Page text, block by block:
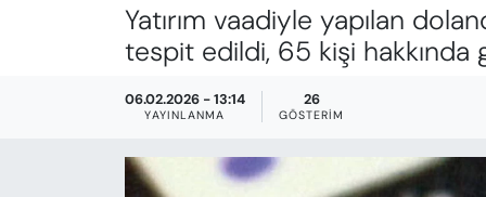
Yatırım vaadiyle yapılan
tespit edildi, 65 kişi hakkında
06.02.2026 - 13:14
YAYINLANMA
26
GÖSTERIM
FAYDALI BİLGİLER
GÜNDEM
EĞİTİM
Süper Lig Puan Durumu ve Fikstür
Tüm Manşetler
Son Dakika Haberleri
Haber Arşivi